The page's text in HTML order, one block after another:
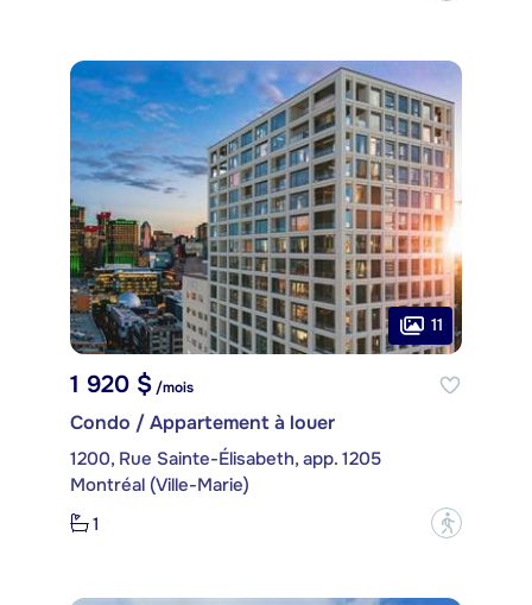
11
1 920 $/mois
Condo / Appartement à louer
1200, Rue Sainte-Élisabeth, app. 1205
Montréal (Ville-Marie)
1
?